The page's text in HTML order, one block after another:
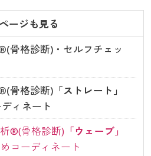
ージも見る
骨格診断)・セルフチェッ
骨格診断) 「ストレート」
ィネート
®(骨格診断) 「ウェーブ」
コーディネート